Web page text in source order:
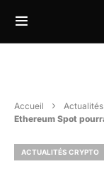
Accueil
Ethereum Spot
ACTUALITÉS CRYPTO